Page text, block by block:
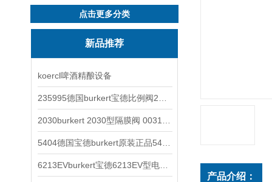
点击更多分类
新品推荐
koercl啤酒精酿设备
产品介绍：